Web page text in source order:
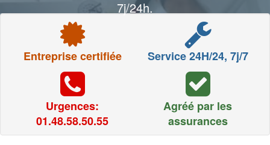
7j/24h.
Entreprise certifiée Service 24H/24, 7j/7
Urgences:
01.48.58.50.55
Agréé par les
assurances